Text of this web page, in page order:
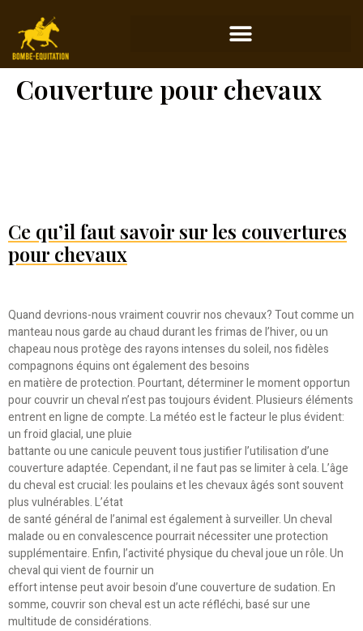
Couverture pour chevaux
Ce qu’il faut savoir sur les couvertures
pour chevaux
Quand devrions-nous vraiment couvrir nos chevaux? Tout comme un
manteau nous garde au chaud durant les frimas de l’hiver, ou un
chapeau nous protège des rayons intenses du soleil, nos fidèles
compagnons équins ont également des besoins
en matière de protection. Pourtant, déterminer le moment opportun
pour couvrir un cheval n’est pas toujours évident. Plusieurs éléments
entrent en ligne de compte. La météo est le facteur le plus évident:
un froid glacial, une pluie
battante ou une canicule peuvent tous justifier l’utilisation d’une
couverture adaptée. Cependant, il ne faut pas se limiter à cela. L’âge
du cheval est crucial: les poulains et les chevaux âgés sont souvent
plus vulnérables. L’état
de santé général de l’animal est également à surveiller. Un cheval
malade ou en convalescence pourrait nécessiter une protection
supplémentaire. Enfin, l’activité physique du cheval joue un rôle. Un
cheval qui vient de fournir un
effort intense peut avoir besoin d’une couverture de sudation. En
somme, couvrir son cheval est un acte réfléchi, basé sur une
multitude de considérations.